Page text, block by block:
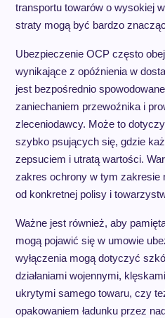
transportu towarów o wysokiej
straty mogą być bardzo
Ubezpieczenie OCP często
wynikające z opóźnienia w
jest bezpośrednio
zaniechaniem przewoźnika i
zleceniodawcy. Może to
szybko psujących się, gdzie
zepsuciem i utratą wartości.
zakres ochrony w tym zakresie
od konkretnej polisy i
Ważne jest również, aby
mogą pojawić się w umowie
wyłączenia mogą dotyczyć
działaniami wojennymi,
ukrytymi samego towaru, czy
opakowaniem ładunku przez